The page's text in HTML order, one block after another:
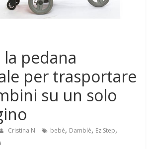
la pedana
per trasportare
su un solo
Cristina N bebè, Damblè, Ez Step,